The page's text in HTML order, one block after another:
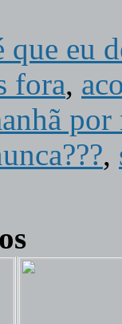
que eu
fora,
,